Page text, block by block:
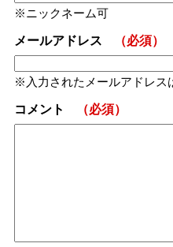
ニックネーム可
メールアドレス （必須）
入力されたメールアドレス
コメント （必須）